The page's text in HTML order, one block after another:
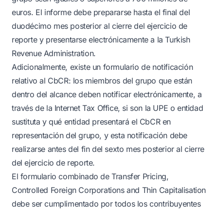
euros. El informe debe prepararse hasta el final del
duodécimo mes posterior al cierre del ejercicio de
reporte y presentarse electrónicamente a la Turkish
Revenue Administration.
Adicionalmente, existe un formulario de notificación
relativo al CbCR: los miembros del grupo que están
dentro del alcance deben notificar electrónicamente, a
través de la Internet Tax Office, si son la UPE o entidad
sustituta y qué entidad presentará el CbCR en
representación del grupo, y esta notificación debe
realizarse antes del fin del sexto mes posterior al cierre
del ejercicio de reporte.
El formulario combinado de Transfer Pricing,
Controlled Foreign Corporations and Thin Capitalisation
debe ser cumplimentado por todos los contribuyentes